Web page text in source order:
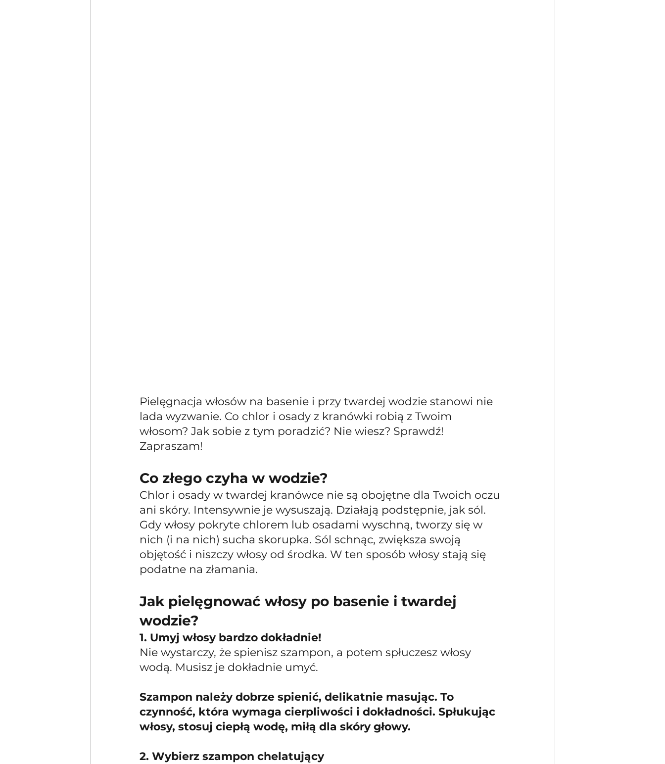
Pielęgnacja włosów na basenie i przy twardej wodzie stanowi nie
lada wyzwanie. Co chlor i osady z kranówki robią z Twoim
włosom? Jak sobie z tym poradzić? Nie wiesz? Sprawdź!
Zapraszam!
Co złego czyha w wodzie?
Chlor i osady w twardej kranówce nie są obojętne dla Twoich oczu
ani skóry. Intensywnie je wysuszają. Działają podstępnie, jak sól.
Gdy włosy pokryte chlorem lub osadami wyschną, tworzy się w
nich (i na nich) sucha skorupka. Sól schnąc, zwiększa swoją
objętość i niszczy włosy od środka. W ten sposób włosy stają się
podatne na złamania.
Jak pielęgnować włosy po basenie i twardej
wodzie?
1. Umyj włosy bardzo dokładnie!
Nie wystarczy, że spienisz szampon, a potem spłuczesz włosy
wodą. Musisz je dokładnie umyć.
Szampon należy dobrze spienić, delikatnie masując. To
czynność, która wymaga cierpliwości i dokładności. Spłukując
włosy, stosuj ciepłą wodę, miłą dla skóry głowy.
2. Wybierz szampon chelatujący